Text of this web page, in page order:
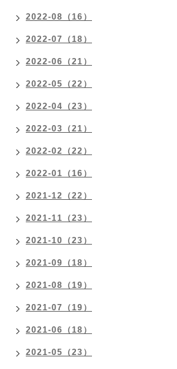
2022-08（16）
2022-07（18）
2022-06（21）
2022-05（22）
2022-04（23）
2022-03（21）
2022-02（22）
2022-01（16）
2021-12（22）
2021-11（23）
2021-10（23）
2021-09（18）
2021-08（19）
2021-07（19）
2021-06（18）
2021-05（23）